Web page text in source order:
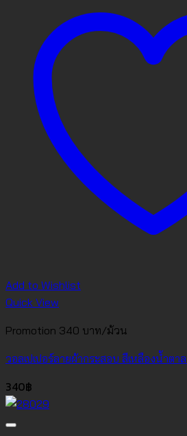
Add to Wishlist
Quick View
Promotion 340 บาท/ม้วน
วอลเปเปอร์ลายผ้ากระสอบ สีเหลืองน้ำตา
340฿